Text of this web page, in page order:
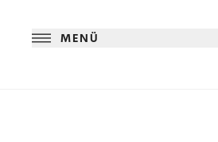
MENÜ